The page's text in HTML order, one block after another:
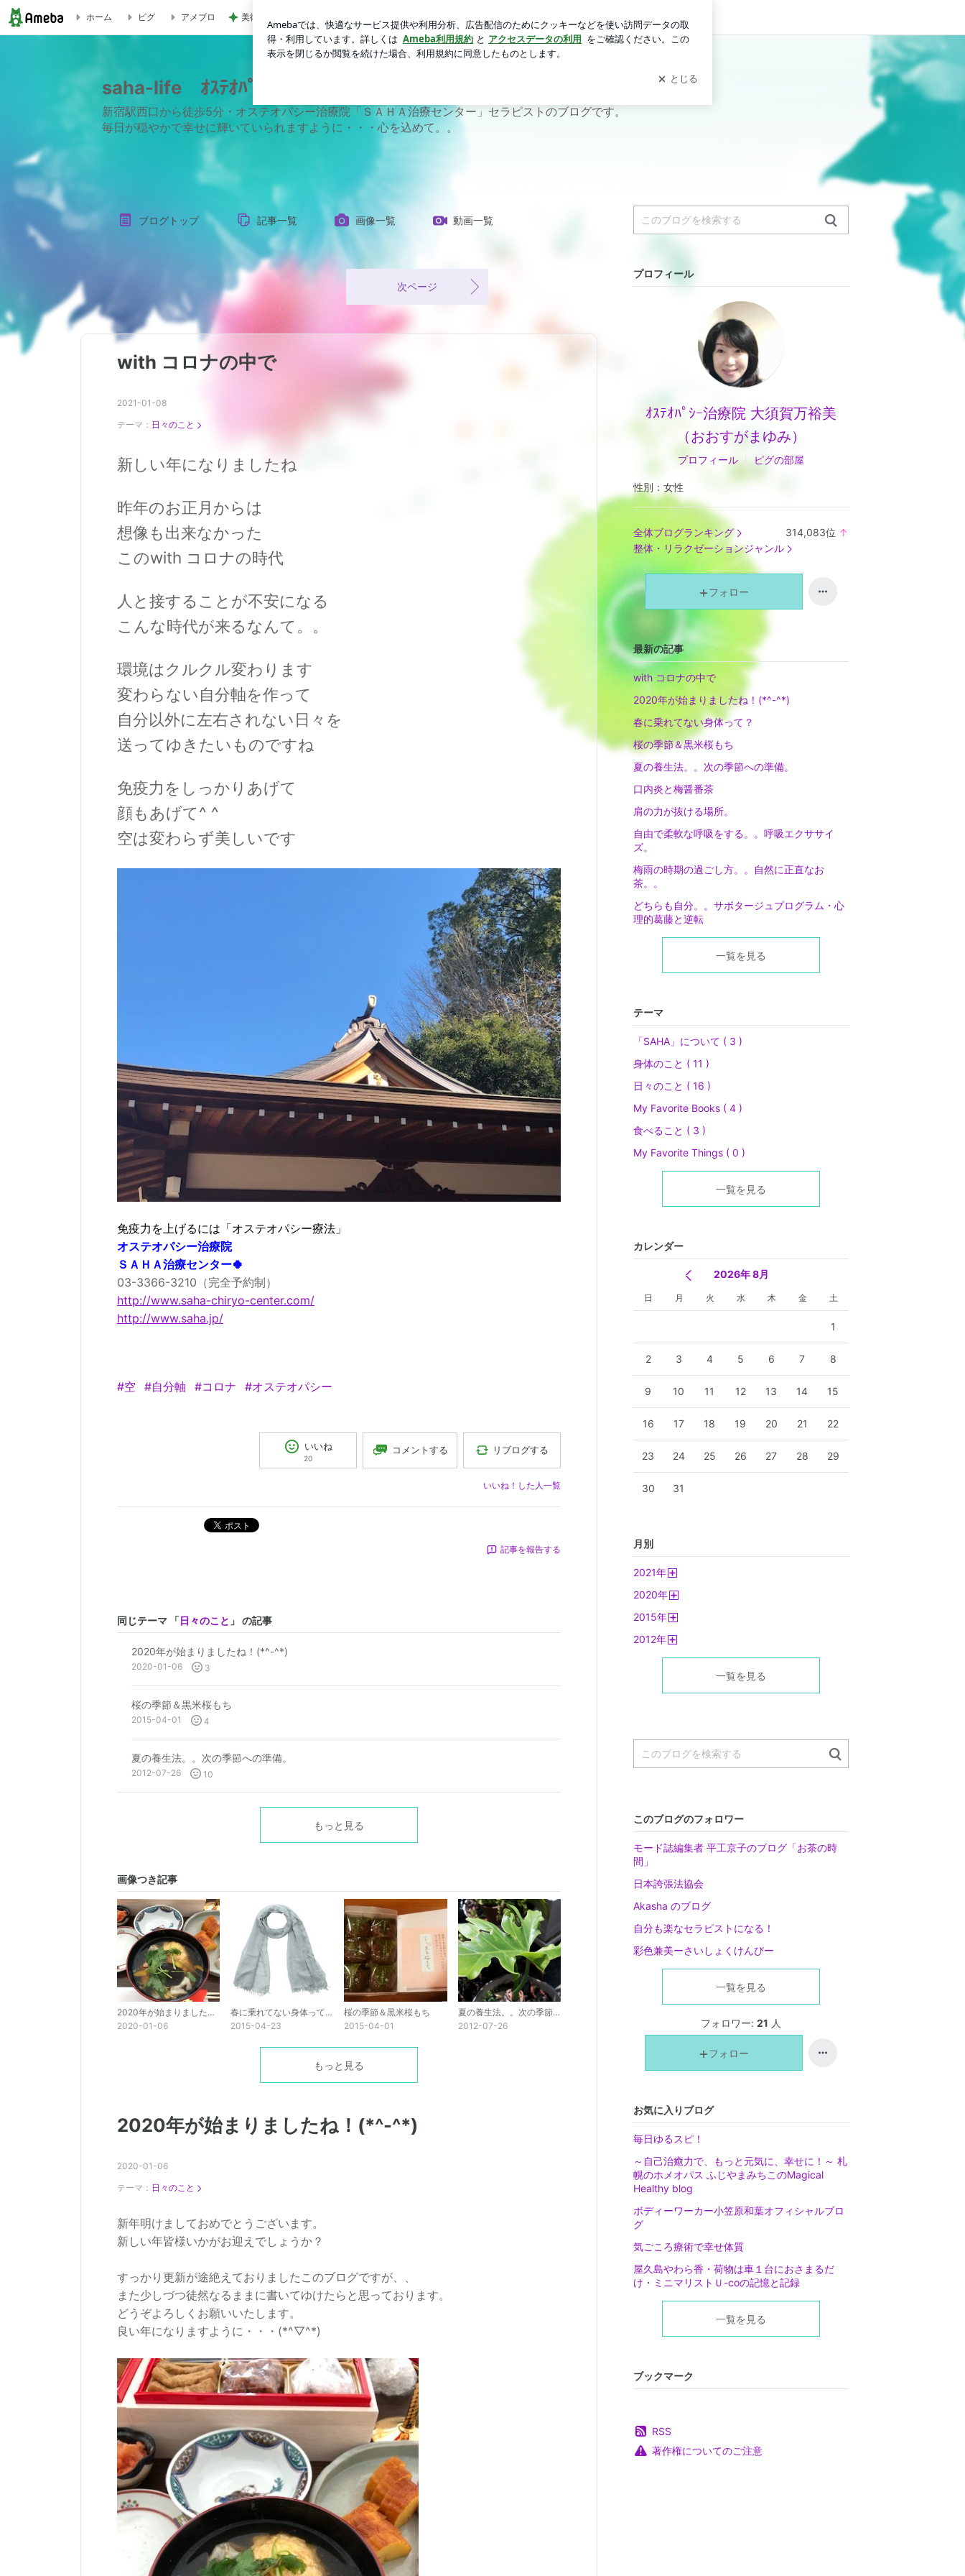
ホーム ピグ アメブロ 美術館のレストランでの上品な食事 ログイン
saha-life ｵｽﾃｵﾊﾟｼｰ治療院ｾﾗﾋﾟｽﾄの日々
新宿駅西口から徒歩5分・オステオパシー治療院「ＳＡＨＡ治療センター」セラピストのブログです。
毎日が穏やかで幸せに輝いていられますように・・・心を込めて。。
ブログトップ 記事一覧 画像一覧 動画一覧
次ページ
with コロナの中で
2021-01-08
テーマ： 日々のこと
新しい年になりましたね
昨年のお正月からは
想像も出来なかった
このwith コロナの時代
人と接することが不安になる
こんな時代が来るなんて。。
環境はクルクル変わります
変わらない自分軸を作って
自分以外に左右されない日々を
送ってゆきたいものですね
免疫力をしっかりあげて
顔もあげて^ ^
空は変わらず美しいです
免疫力を上げるには「オステオパシー療法」
オステオパシー治療院
ＳＡＨＡ治療センター🍀
03-3366-3210（完全予約制）
http://www.saha-chiryo-center.com/
http://www.saha.jp/
#空 #自分軸 #コロナ #オステオパシー
いいね
20
コメントする リブログする
いいね！した人一覧
ポスト
記事を報告する
同じテーマ 「日々のこと 」 の記事
2020年が始まりましたね！(*^-^*)
2020-01-06 3
桜の季節＆黒米桜もち
2015-04-01 4
夏の養生法。。次の季節への準備。
2012-07-26 10
もっと見る
画像つき記事
2020年が始まりましたね！(*^-^*)
2020-01-06
春に乗れてない身体って？
2015-04-23
桜の季節＆黒米桜もち
2015-04-01
夏の養生法。。次の季節への準備。
2012-07-26
もっと見る
2020年が始まりましたね！(*^-^*)
2020-01-06
テーマ： 日々のこと
新年明けましておめでとうございます。
新しい年皆様いかがお迎えでしょうか？
すっかり更新が途絶えておりましたこのブログですが、、
また少しづつ徒然なるままに書いてゆけたらと思っております。
どうぞよろしくお願いいたします。
良い年になりますように・・・(*^▽^*)
プロフィール
ｵｽﾃｵﾊﾟｼｰ治療院 大須賀万裕美
（おおすがまゆみ）
プロフィール ピグの部屋
性別： 女性
全体ブログランキング 314,083位 ↑
整体・リラクゼーションジャンル
フォロー
最新の記事
with コロナの中で
2020年が始まりましたね！(*^-^*)
春に乗れてない身体って？
桜の季節＆黒米桜もち
夏の養生法。。次の季節への準備。
口内炎と梅醤番茶
肩の力が抜ける場所。
自由で柔軟な呼吸をする。。呼吸エクササイ
ズ。
梅雨の時期の過ごし方。。自然に正直なお
茶。。
どちらも自分。。サボタージュプログラム・心
理的葛藤と逆転
一覧を見る
テーマ
「SAHA」について ( 3 )
身体のこと ( 11 )
日々のこと ( 16 )
My Favorite Books ( 4 )
食べること ( 3 )
My Favorite Things ( 0 )
一覧を見る
カレンダー
2026年 8月
日 月 火 水 木 金 土
1
2 3 4 5 6 7 8
9 10 11 12 13 14 15
16 17 18 19 20 21 22
23 24 25 26 27 28 29
30 31
月別
2021年
2020年
2015年
2012年
一覧を見る
このブログのフォロワー
モード誌編集者 平工京子のブログ「お茶の時
間」
日本誇張法協会
Akasha のブログ
自分も楽なセラピストになる！
彩色兼美ーさいしょくけんびー
一覧を見る
フォロワー: 21 人
フォロー
お気に入りブログ
毎日ゆるスピ！
～自己治癒力で、もっと元気に、幸せに！～ 札
幌のホメオパス ふじやまみちこのMagical
Healthy blog
ボディーワーカー小笠原和葉オフィシャルブロ
グ
気ごころ療術で幸せ体質
屋久島やわら香・荷物は車１台におさまるだ
け・ミニマリストＵ-coの記憶と記録
一覧を見る
ブックマーク
RSS
著作権についてのご注意